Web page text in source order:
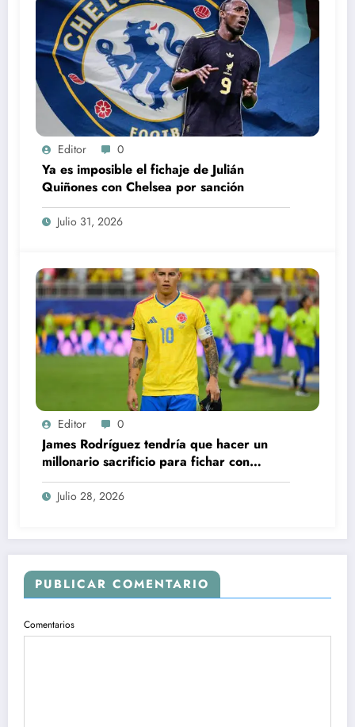
Editor 0
Ya es imposible el fichaje de Julián
Quiñones con Chelsea por sanción
Julio 31, 2026
Editor 0
James Rodríguez tendría que hacer un
millonario sacrificio para fichar con
América: la rebaja salarial que podría
cambiarlo todo
Julio 28, 2026
PUBLICAR COMENTARIO
Comentarios